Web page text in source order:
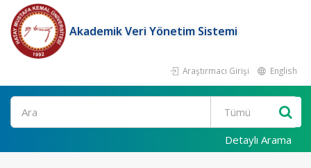
Akademik Veri Yönetim Sistemi
Araştırmacı Girişi English
Ara
Detaylı Arama